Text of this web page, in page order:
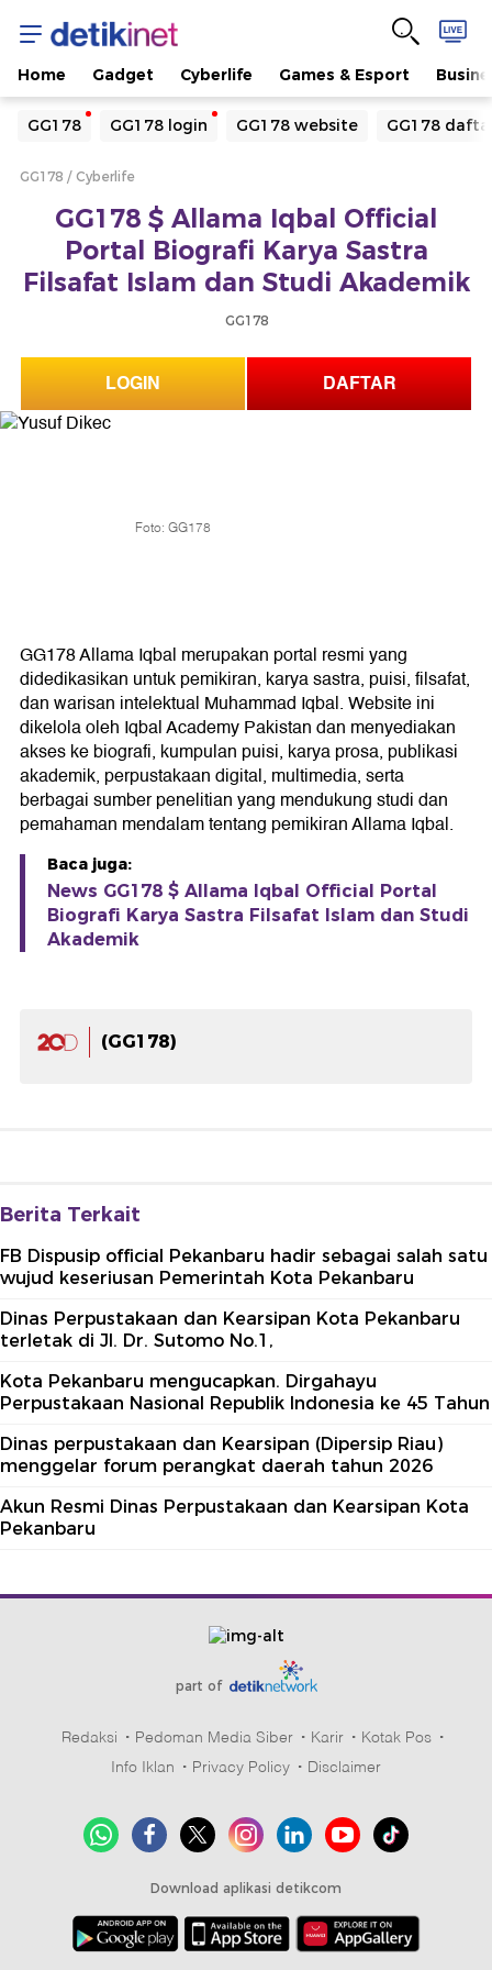
Home Gadget Cyberlife Games & Esport
GG178 GG178 login GG178 website GG178
Yang sedang ramai dicari
Loading...
Loading...
GG178 Cyberlife
GG178 $ Allama Iqbal Official
Portal Biografi Karya Sastra
Filsafat Islam dan Studi Akademik
GG178
LOGIN DAFTAR
Foto: GG178
GG178 Allama Iqbal merupakan portal resmi yang
didedikasikan untuk pemikiran, karya sastra, puisi, filsafat,
dan warisan intelektual Muhammad Iqbal. Website ini
dikelola oleh Iqbal Academy Pakistan dan menyediakan
akses ke biografi, kumpulan puisi, karya prosa, publikasi
akademik, perpustakaan digital, multimedia, serta
berbagai sumber penelitian yang mendukung studi dan
pemahaman mendalam tentang pemikiran Allama Iqbal.
Baca juga:
News GG178 $ Allama Iqbal Official Portal
Biografi Karya Sastra Filsafat Islam dan Studi
Akademik
(GG178)
Berita Terkait
FB Dispusip official Pekanbaru hadir sebagai salah satu
wujud keseriusan Pemerintah Kota Pekanbaru
Dinas Perpustakaan dan Kearsipan Kota Pekanbaru
terletak di Jl. Dr. Sutomo No.1,
Kota Pekanbaru mengucapkan. Dirgahayu
Perpustakaan Nasional Republik Indonesia ke 45 Tahun
Dinas perpustakaan dan Kearsipan (Dipersip Riau)
menggelar forum perangkat daerah tahun 2026
Akun Resmi Dinas Perpustakaan dan Kearsipan Kota
Pekanbaru
part of
Redaksi Pedoman Media Siber Karir
Kotak Pos
Info Iklan
Privacy Policy Disclaimer
Download aplikasi detikcom